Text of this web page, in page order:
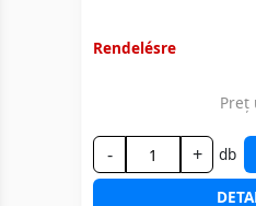
Rendelésre
Preț
- + db